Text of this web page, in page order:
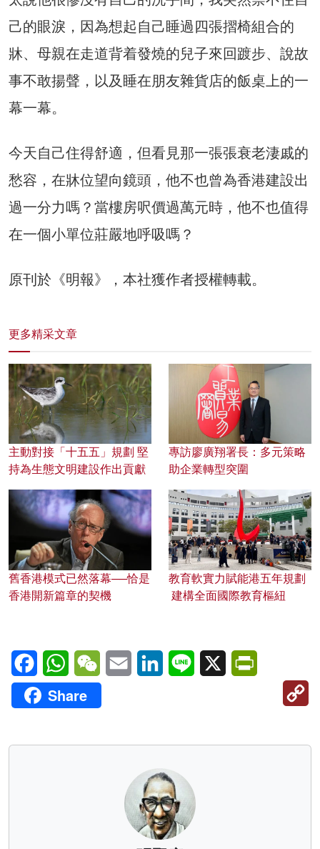
己的眼淚，因為想起自己睡過四張摺椅組合的
牀、母親在走道背着發燒的兒子來回踱步、說故
事不敢揚聲，以及睡在朋友雜貨店的飯桌上的一
幕一幕。
今天自己住得舒適，但看見那一張張衰老淒戚的
愁容，在牀位望向鏡頭，他不也曾為香港建設出
過一分力嗎？當樓房呎價過萬元時，他不也值得
在一個小單位莊嚴地呼吸嗎？
原刊於《明報》，本社獲作者授權轉載。
更多精采文章
主動對接「十五五」規劃 堅
持為生態文明建設作出貢獻
專訪廖廣翔署長：多元策略
助企業轉型突圍
舊香港模式已然落幕──恰是
香港開新篇章的契機
教育軟實力賦能港五年規劃
建構全面國際教育樞紐
FacebookWhatsAppWeChatEmail LinkedInLine X
Share